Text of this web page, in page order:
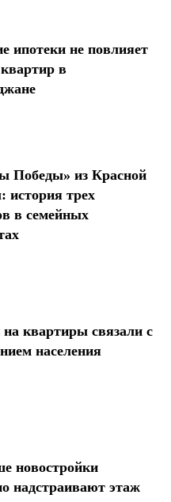
ипотеки не повлияет
в
Победы» из Красной
история трех
в семейных
на квартиры связали с
населения
новостройки
надстраивают этаж